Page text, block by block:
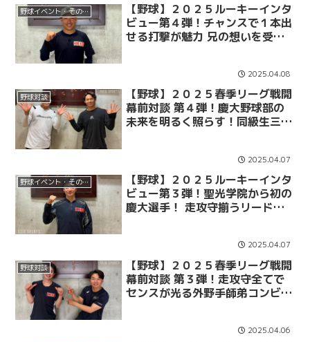
野球イベント・その他
【野球】２０２５ルーキーインタ
ビュー第４弾！チャンスで１本出
せる打撃が魅力 兄の想いを受け
2025.04.08
野球対談
【野球】２０２５春季リーグ戦開
幕前対談 第４弾！慶大野球部の
未来を明るく照らす！同級生三遊
2025.04.07
野球イベント・その他
【野球】２０２５ルーキーインタ
ビュー第３弾！聖光学院から初の
慶大選手！ 走攻守揃うリードオ
2025.04.07
野球対談
【野球】２０２５春季リーグ戦開
幕前対談 第３弾！走攻守全てで
センスが光る外野手師弟コンビ
2025.04.06